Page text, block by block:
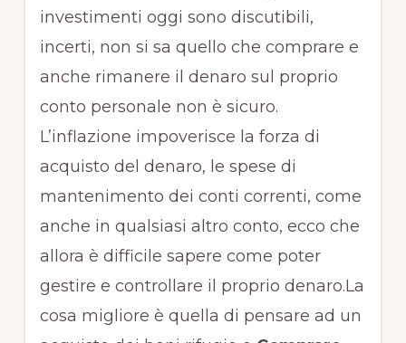
investimenti oggi sono discutibili,
incerti, non si sa quello che comprare e
anche rimanere il denaro sul proprio
conto personale non è sicuro.
L’inflazione impoverisce la forza di
acquisto del denaro, le spese di
mantenimento dei conti correnti, come
anche in qualsiasi altro conto, ecco che
allora è difficile sapere come poter
gestire e controllare il proprio denaro.La
cosa migliore è quella di pensare ad un